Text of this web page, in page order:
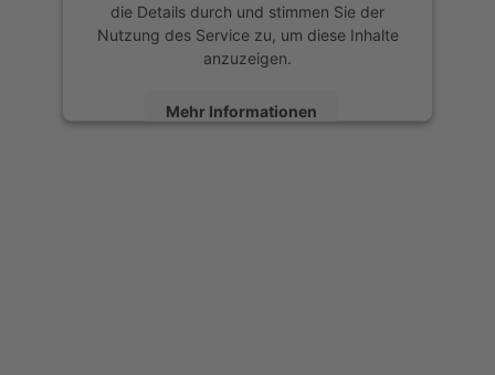
die Details durch und stimmen Sie der
Nutzung des Service zu, um diese Inhalte
anzuzeigen.
Mehr Informationen